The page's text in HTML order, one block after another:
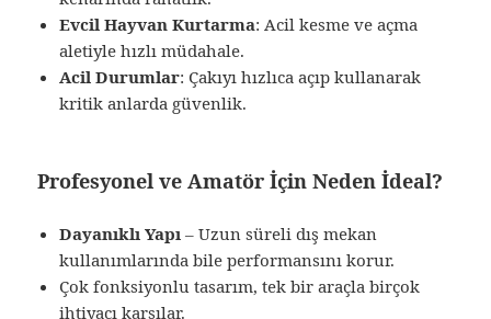
Evcil Hayvan Kurtarma: Acil kesme ve açma
aletiyle hızlı müdahale.
Acil Durumlar: Çakıyı hızlıca açıp kullanarak
kritik anlarda güvenlik.
Profesyonel ve Amatör İçin Neden İdeal?
Dayanıklı Yapı – Uzun süreli dış mekan
kullanımlarında bile performansını korur.
Çok fonksiyonlu tasarım, tek bir araçla birçok
ihtiyacı karşılar.